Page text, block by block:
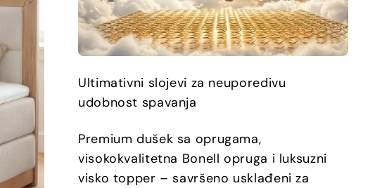
Ultimativni slojevi za neuporedivu
udobnost spavanja
Premium dušek sa oprugama,
visokokvalitetna Bonell opruga i luksuzni
visko topper – savršeno usklađeni za